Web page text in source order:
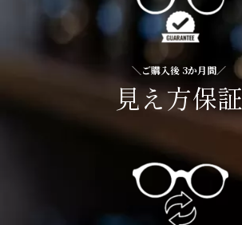
＼ご購入後 3か月間／
見え方保証